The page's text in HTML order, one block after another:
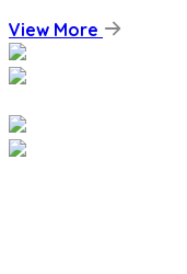
View More